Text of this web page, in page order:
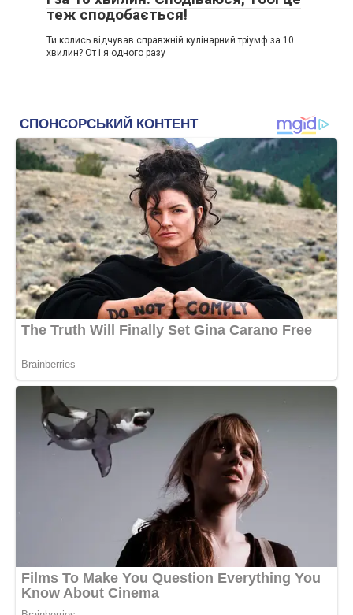
теж сподобається!
Ти колись відчував справжній кулінарний тріумф за 10
хвилин? От і я одного разу